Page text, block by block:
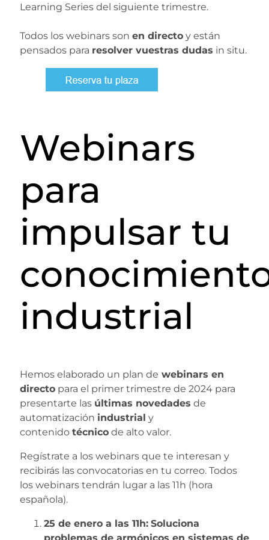
Learning Series del siguiente trimestre.
Todos los webinars son en directo y están
pensados para resolver vuestras dudas in situ.
Webinars
para
impulsar tu
industrial
Hemos elaborado un plan de webinars en
directo para el primer trimestre de 2024 para
presentarte las últimas novedades de
automatización industrial y
contenido técnico de alto valor.
Regístrate a los webinars que te interesan y
recibirás las convocatorias en tu correo. Todos
los webinars tendrán lugar a las 11h (hora
española).
25 de enero a las 11h: Soluciona